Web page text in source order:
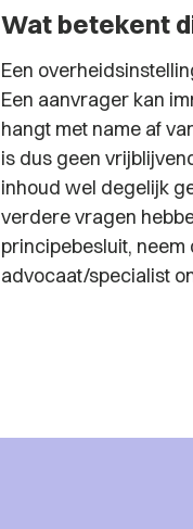
Wat betekent
Een
Een aanvrager kan
hangt met name af
is dus geen
inhoud wel degelijk
verdere vragen
principebesluit,
advocaat/specialist